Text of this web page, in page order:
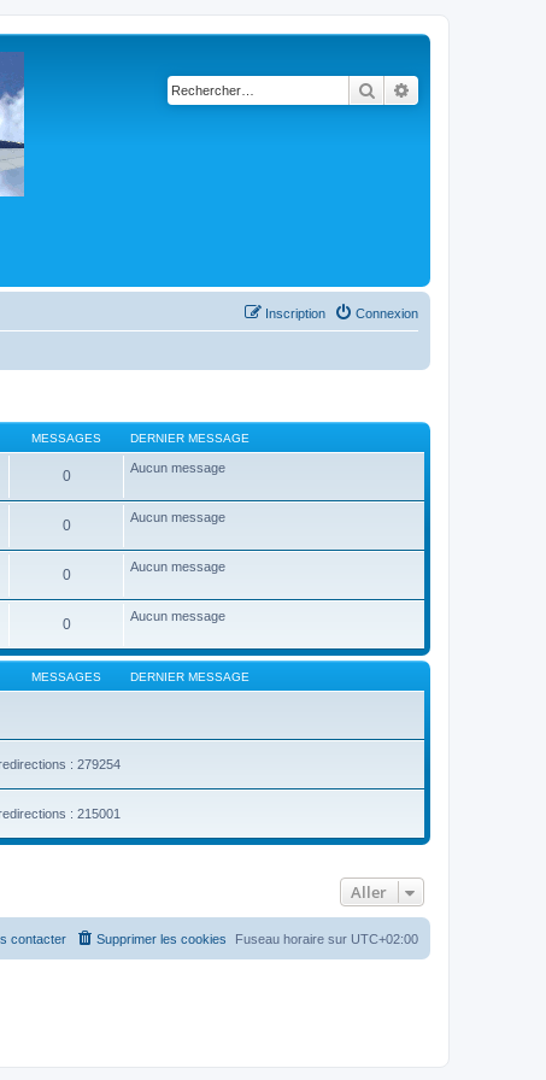
Rechercher
Connexion
Inscription
MESSAGES DERNIER MESSAGE
0 Aucun message
0 Aucun message
0 Aucun message
0 Aucun message
MESSAGES DERNIER MESSAGE
: 279254
: 215001
Aller
Fuseau horaire sur UTC+02:00
Supprimer les cookies
contacter